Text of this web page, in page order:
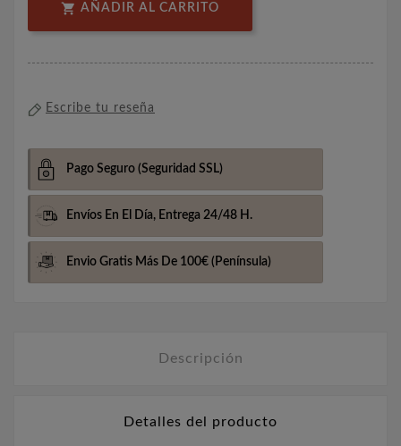
 AÑADIR AL CARRITO
Escribe tu reseña
Pago Seguro (Seguridad SSL)
Envíos En El Día, Entrega 24/48 H.
Envio Gratis Más De 100€ (Península)
Descripción
Detalles del producto